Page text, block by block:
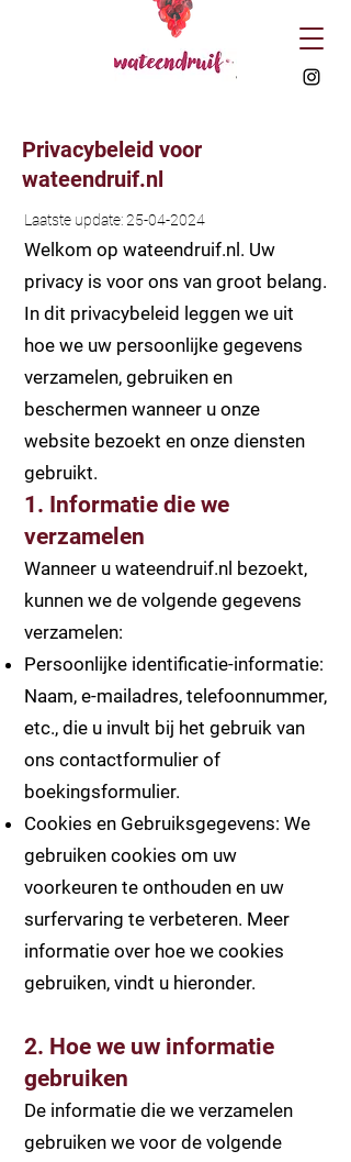
Privacybeleid voor
wateendruif.nl
Laatste update:25-04-2024
Welkom op wateendruif.nl. Uw
privacy is voor ons van groot belang.
In dit privacybeleid leggen we uit
hoe we uw persoonlijke gegevens
verzamelen, gebruiken en
beschermen wanneer u onze
website bezoekt en onze diensten
gebruikt.
1. Informatie die we
verzamelen
Wanneer u wateendruif.nl bezoekt,
kunnen we de volgende gegevens
verzamelen:
Persoonlijke identificatie-informatie:
Naam, e-mailadres, telefoonnummer,
etc., die u invult bij het gebruik van
ons contactformulier of
boekingsformulier.
Cookies en Gebruiksgegevens: We
gebruiken cookies om uw
voorkeuren te onthouden en uw
surfervaring te verbeteren. Meer
informatie over hoe we cookies
gebruiken, vindt u hieronder.
2. Hoe we uw informatie
gebruiken
De informatie die we verzamelen
gebruiken we voor de volgende